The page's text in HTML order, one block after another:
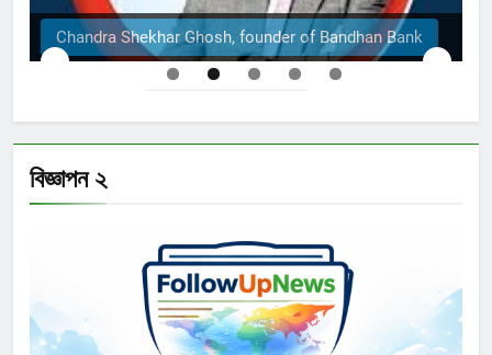
The Structural Engineers Ltd | Dhaka
বিজ্ঞাপন ২